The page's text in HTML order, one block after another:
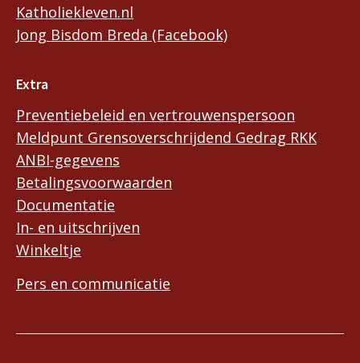
Katholiekleven.nl
Jong Bisdom Breda (Facebook)
Extra
Preventiebeleid en vertrouwenspersoon
Meldpunt Grensoverschrijdend Gedrag RKK
ANBI-gegevens
Betalingsvoorwaarden
Documentatie
In- en uitschrijven
Winkeltje
Pers en communicatie